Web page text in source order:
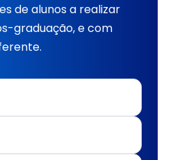
de alunos a realizar
graduação, e com